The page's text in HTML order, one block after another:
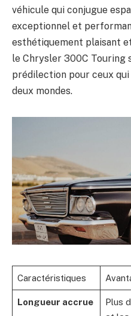
véhicule qui conjugue
exceptionnel et
esthétiquement plaisant
le Chrysler 300C Touring
prédilection pour ceux
deux mondes.
Caractéristiques
Longueur accrue
Plus